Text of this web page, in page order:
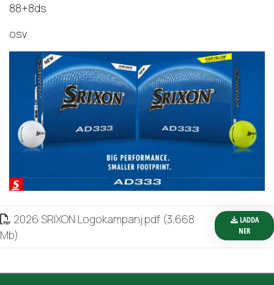
88+8ds
osv
2026 SRIXON Logokampanj pdf (3,668
Mb)
LADDA
NER